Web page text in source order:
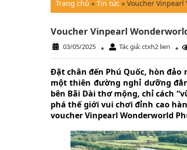
Trang chủ » Tin tức » Voucher Vinpearl
Voucher Vinpearl
03/05/2025 * Tác giả: ctxh2 lien *
Đặt chân đến Phú Quốc, hòn đảo
một thiên đường nghỉ dưỡng
bên Bãi Dài thơ mộng, chỉ cách
phá thế giới vui chơi đỉnh cao
voucher Vinpearl Wonderworld